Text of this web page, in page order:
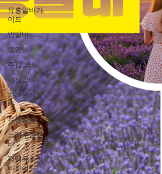
유흥알바가
이드
밤알바
룸알바
주점알바
여성알바
가라오케알
바
유흥알바
노래주점알
바
평택유흥알
바가이드